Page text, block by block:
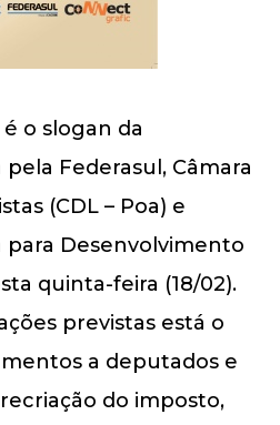
é o slogan da
Federasul, Câmara
(CDL – Poa) e
para Desenvolvimento
quinta-feira (18/02).
previstas está o
a deputados e
do imposto,